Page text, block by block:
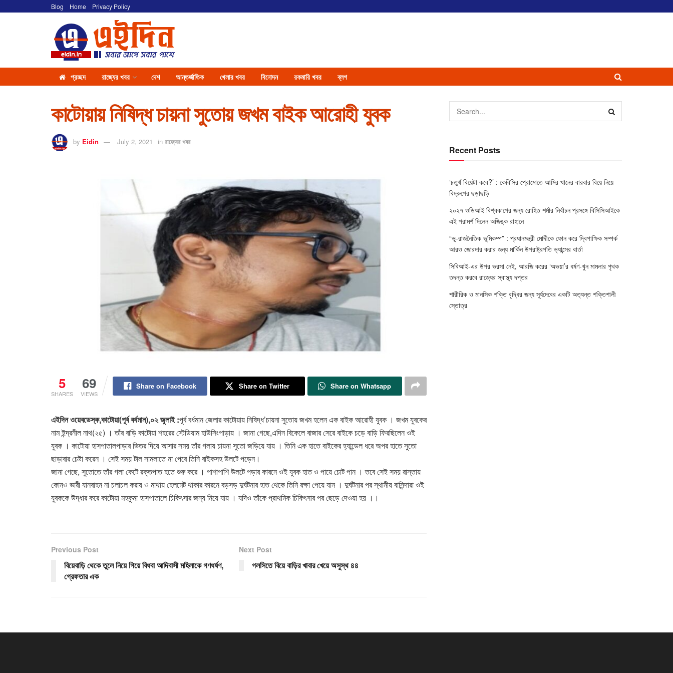
Blog Home Privacy Policy
প্রচ্ছদ রাজ্যের খবর দেশ আন্তর্জাতিক খেলার খবর বিনোদন রকমারি খবর ব্লগ
কাটোয়ায় নিষিদ্ধ চায়না সুতোয় জখম বাইক আরোহী যুবক
by Eidin July 2, 2021 in রাজ্যের খবর
5
SHARES
69
VIEWS
Share on Facebook Share on Twitter Share on Whatsapp
এইদিন ওয়েবডেস্ক,কাটোয়া(পূর্ব বর্ধমান),০২ জুলাই :পূর্ব বর্ধমান জেলার কাটোয়ায় নিষিদ্ধ’চায়না সুতোয় জখম হলেন এক বাইক আরোহী যুবক । জখম যুবকের
নাম ইন্দ্রনীল নাথ(২৫) । তাঁর বাড়ি কাটোয়া শহরের স্টেডিয়াম হাউসিংপাড়ায় । জানা গেছে,এদিন বিকেলে বাজার সেরে বাইকে চড়ে বাড়ি ফিরছিলেন ওই
যুবক । কাটোয়া হাসপাতালপাড়ার ভিতর দিয়ে আসার সময় তাঁর গলায় চায়না সুতো জড়িয়ে যায় । তিনি এক হাতে বাইকের হ্যান্ডেল ধরে অপর হাতে সুতো
ছাড়াবার চেষ্টা করেন । সেই সময় টাল সামলাতে না পেরে তিনি বাইকসহ উলটে পড়েন।
জানা গেছে, সুতোতে তাঁর গলা কেটে রক্তপাত হতে শুরু করে । পাশাপাশি উলটে পড়ার কারনে ওই যুবক হাত ও পায়ে চোট পান । তবে সেই সময় রাস্তায়
কোনও ভারী যানবাহন না চলাচল করায় ও মাথায় হেলমেট থাকার কারনে বড়সড় দুর্ঘটনার হাত থেকে তিনি রক্ষা পেয়ে যান । দুর্ঘটনার পর স্থানীয় বাসিন্দারা ওই
যুবককে উদ্ধার করে কাটোয়া মহকুমা হাসপাতালে চিকিৎসার জন্য নিয়ে যায় । যদিও তাঁকে প্রাথমিক চিকিৎসার পর ছেড়ে দেওয়া হয় ।।
Previous Post
বিয়েবাড়ি থেকে তুলে নিয়ে গিয়ে বিধবা আদিবাসী মহিলাকে গণধর্ষণ,
গ্রেফতার এক
Next Post
গলসিতে বিয়ে বাড়ির খাবার খেয়ে অসুস্থ ৪৪
Recent Posts
‘চতুর্থ বিয়েটা কবে?’ : কেবিসির প্রোমোতে আমির খানের বারবার বিয়ে নিয়ে
বিদ্রুপের ছড়াছড়ি
২০২৭ ওডিআই বিশ্বকাপের জন্য রোহিত শর্মার নির্বাচন প্রসঙ্গে বিসিসিআইকে
এই পরামর্শ দিলেন অজিঙ্ক রাহানে
“ভূ-রাজনৈতিক ভূমিকম্প” : প্রধানমন্ত্রী মোদীকে ফোন করে দ্বিপাক্ষিক সম্পর্ক
আরও জোরদার করার জন্য মার্কিন উপরাষ্ট্রপতি ভ্যান্সের বার্তা
সিবিআই-এর উপর ভরসা নেই, আরজি করের ‘অভয়া’র ধর্ষণ-খুন মামলার পৃথক
তদন্ত করবে রাজ্যের স্বাস্থ্য দপ্তর
শারীরিক ও মানসিক শক্তি বৃদ্ধির জন্য সূর্যদেবের একটি অত্যন্ত শক্তিশালী
স্তোত্র